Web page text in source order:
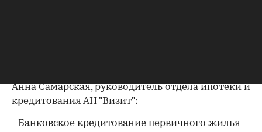
Анна Самарская, руководитель отдела ипотеки и
кредитования АН "Визит":
- Банковское кредитование первичного жилья